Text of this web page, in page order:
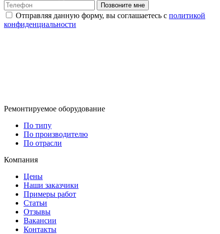
Позвоните мне
Отправляя данную форму, вы соглашаетесь с политикой
конфиденциальности
Ремонтируемое оборудование
По типу
По производителю
По отрасли
Компания
Цены
Наши заказчики
Примеры работ
Статьи
Отзывы
Вакансии
Контакты